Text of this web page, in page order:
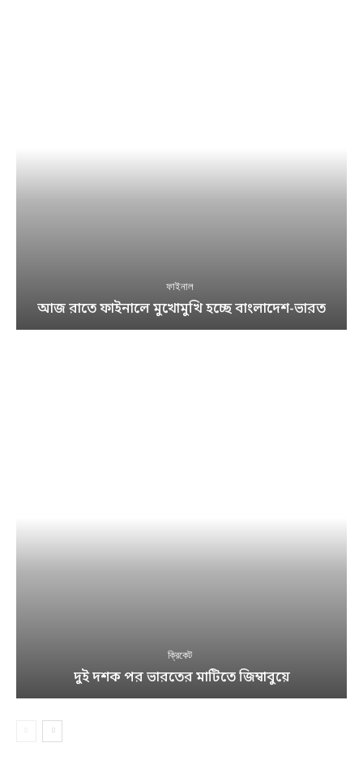
ফাইনাল
আজ রাতে ফাইনালে মুখোমুখি হচ্ছে বাংলাদেশ-ভারত
ক্রিকেট
দুই দশক পর ভারতের মাটিতে জিম্বাবুয়ে